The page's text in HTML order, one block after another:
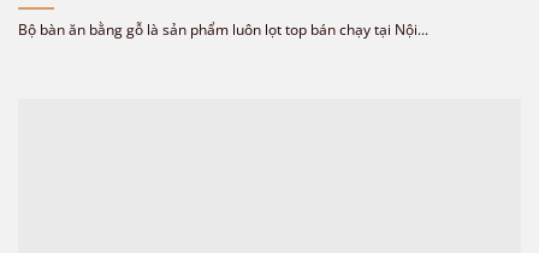
Bộ bàn ăn bằng gỗ là sản phẩm luôn lọt top bán chạy tại Nội...